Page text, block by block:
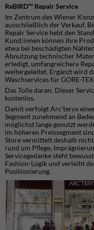
ReBIRD™ Repair Service
Im Zentrum des Wiener
ausschließlich der Verkauf.
Repair Service hebt den
Kund:innen können ihre
etwa bei beschädigten
Abnutzung technischer
erledigt, umfangreichere
weitergeleitet. Ergänzt wird
Waschservices für GORE-
Das Tolle daran: Dieser
kostenlos.
Damit verfolgt Arc’teryx
Segment zunehmend an
möglichst lange genutzt
im höheren Preissegment
Store vermittelt deshalb
rund um Pflege,
Servicegedanke steht
Fashion-Logik und verleiht
Positionierung.